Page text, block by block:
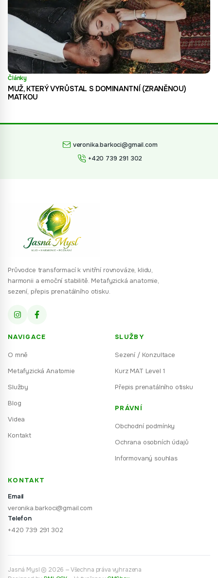
Články
MUŽ, KTERÝ VYRŮSTAL S DOMINANTNÍ (ZRANĚNOU)
MATKOU
veronika.barkoci@gmail.com
+420 739 291 302
Průvodce transformací k vnitřní rovnováze, klidu,
harmonii a emoční stabilitě. Metafyzická anatomie,
sezení, přepis prenatálního otisku.
NAVIGACE
O mně
Metafyzická Anatomie
Služby
Blog
Videa
Kontakt
SLUŽBY
Sezení / Konzultace
Kurz MAT Level 1
Přepis prenatálního otisku
PRÁVNÍ
Obchodní podmínky
Ochrana osobních údajů
Informovaný souhlas
KONTAKT
Email
veronika.barkoci@gmail.com
Telefon
+420 739 291 302
Jasná Mysl © 2026 — Všechna práva vyhrazena